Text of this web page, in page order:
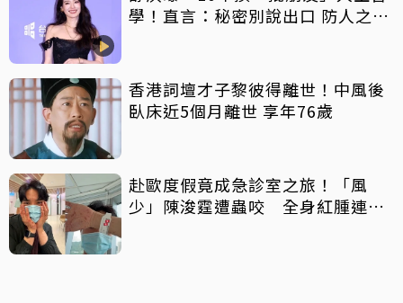
學！直言：秘密別說出口 防人之心
香港詞壇才子黎彼得離世！中風後
臥床近5個月離世 享年76歲
赴歐度假竟成急診室之旅！「風
少」陳浚霆遭蟲咬 全身紅腫連說